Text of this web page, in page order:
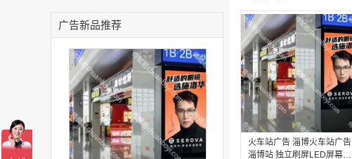
广告新品推荐
火车站广告 淄博火车站广告
淄博站 独立刷屏LED屏幕广
深圳是明亮电子科技有限公司需求 影视娱乐广告
河源美年大健康管理公司华达健康体检中心需求高铁站广告
成都极简科技有限公司需求移动广告